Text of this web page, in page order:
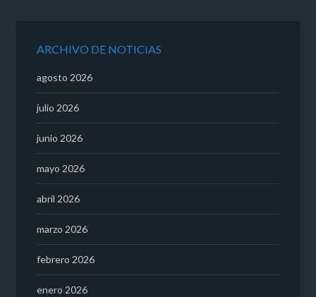
ARCHIVO DE NOTICIAS
agosto 2026
julio 2026
junio 2026
mayo 2026
abril 2026
marzo 2026
febrero 2026
enero 2026